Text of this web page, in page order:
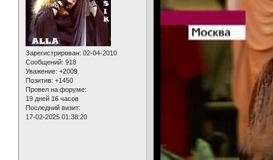
Зарегистрирован: 02-04-2010
Сообщений: 918
Уважение: +2009
Позитив: +1450
Провел на форуме:
19 дней 16 часов
Последний визит:
17-02-2025 01:38:20